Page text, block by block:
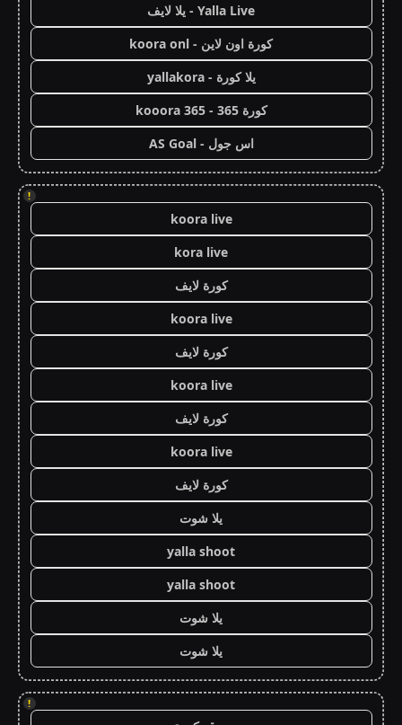
Yalla Live - يلا لايف
كورة اون لاين - koora onl
يلا كورة - yallakora
كورة 365 - kooora 365
اس جول - AS Goal
!
koora live
kora live
كورة لايف
koora live
كورة لايف
koora live
كورة لايف
koora live
كورة لايف
يلا شوت
yalla shoot
yalla shoot
يلا شوت
يلا شوت
!